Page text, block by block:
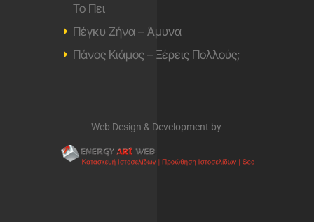
Το Πει
Πέγκυ Ζήνα – Άμυνα
Πάνος Κιάμος – Ξέρεις Πολλούς;
Web Design & Development by